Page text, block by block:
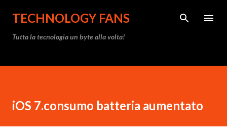
Passa ai contenuti principali
TECHNOLOGY FANS
Tutta la tecnologia un byte alla volta!
iOS 7.consumo batteria aumentato